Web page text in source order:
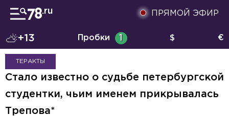
ПРЯМОЙ ЭФИР
+13 Пробки 1 $ €
ТЕРАКТЫ
Стало известно о судьбе петербургской
студентки, чьим именем прикрывалась
Трепова*